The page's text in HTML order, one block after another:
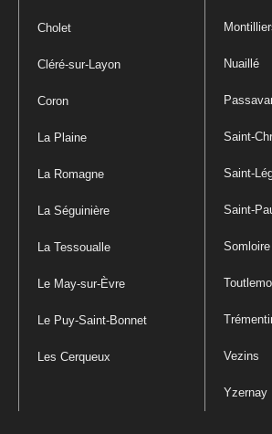
Cholet
Cléré-sur-Layon
Coron
La Plaine
La Romagne
La Séguinière
La Tessoualle
Le May-sur-Èvre
Le Puy-Saint-Bonnet
Les Cerqueux
Nuaillé
Saint-
Saint-
Saint-
Somloire
Vezins
Yzernay